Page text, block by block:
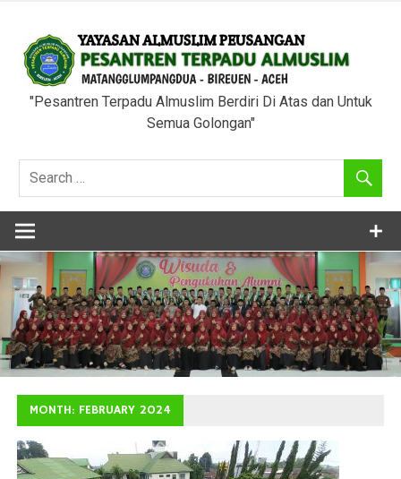
content
"Pesantren Terpadu Almuslim Berdiri Di Atas dan Untuk
Semua Golongan"
MONTH: FEBRUARY 2024